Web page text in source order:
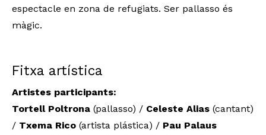
espectacle en zona de refugiats. Ser pallasso és
màgic.
Fitxa artística
Artistes participants:
Tortell Poltrona (pallasso) / Celeste Alias (cantant)
/ Txema Rico (artista plástica) / Pau Palaus